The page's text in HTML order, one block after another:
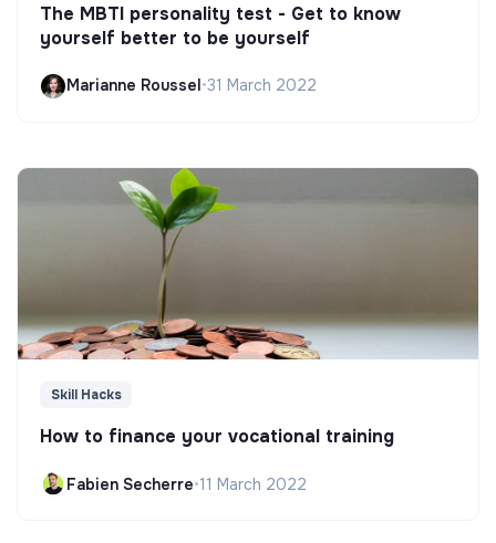
The MBTI personality test - Get to know
yourself better to be yourself
Marianne Roussel•31 March 2022
Skill Hacks
How to finance your vocational training
Fabien Secherre•11 March 2022